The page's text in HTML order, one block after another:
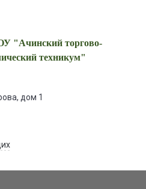
"Ачинский торгово-
техникум"
дом 1